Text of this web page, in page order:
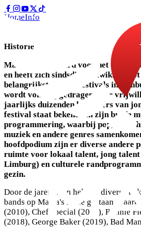
HomeInfo
Historie
Mama's Pride werd voor het eerst
en heeft zich sindsdien ontwikkeld tot
belangrijkste gratis festivals in
wordt volledig gedragen door
jaarlijks duizenden bezoekers van
festival staat bekend om zijn brede
programmering, waarbij pop, rock,
muziek en andere genres
hoofdpodium zijn er diverse andere
ruimte voor lokaal talent, jong talent
Limburg) en culturele
gezin.
Door de jaren heen hebben diverse
bands op Mama's Pride gestaan,
(2010), Chef'Special (2011), Ronnie
(2018), George Baker (2019), Bad